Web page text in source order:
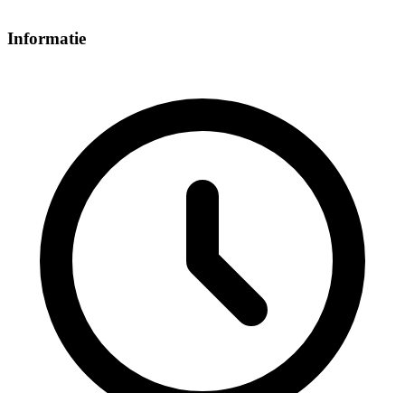
Informatie